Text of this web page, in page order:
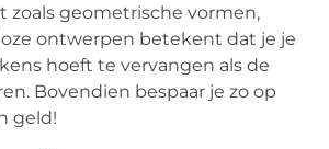
zoals geometrische vormen,
ontwerpen betekent dat je je
hoeft te vervangen als de
Bovendien bespaar je zo op
geld!